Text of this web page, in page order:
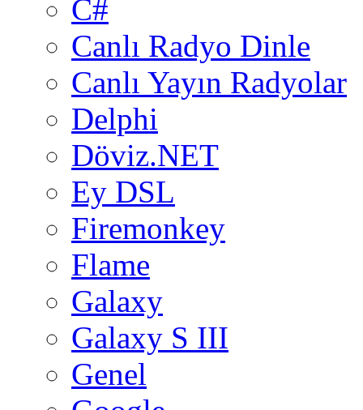
C#
Canlı Radyo Dinle
Canlı Yayın Radyolar
Delphi
Döviz.NET
Ey DSL
Firemonkey
Flame
Galaxy
Galaxy S III
Genel